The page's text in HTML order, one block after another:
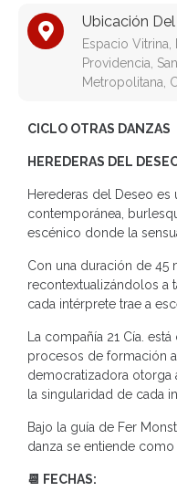
Ubicación
Espacio Vitrina,
Providencia,
Metropolitana,
CICLO OTRAS DANZAS
HEREDERAS DEL
Herederas del Deseo es
contemporánea,
escénico donde la
Con una duración de 45
recontextualizándolos a
cada intérprete trae a
La compañía 21 Cía.
procesos de formación
democratizadora otorga
la singularidad de cada
Bajo la guía de Fer
danza se entiende
📆 FECHAS: